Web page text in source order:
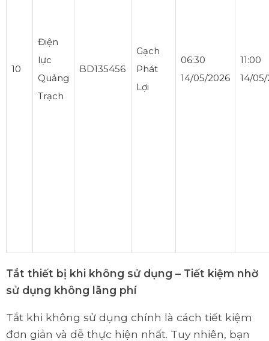
10
Điện
lực
Quảng
Trạch
BD135456
Gạch
Phát
Lợi
06:30
14/05/2026
11:00
14/
Tắt thiết bị khi không sử dụng – Tiết kiệm nhờ
sử dụng không lãng phí
Tắt khi không sử dụng chính là cách tiết kiệm
đơn giản và dễ thực hiện nhất. Tuy nhiên, bạn